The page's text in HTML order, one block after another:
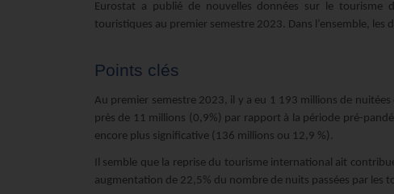
Eurostat a publié de nouvelles données sur le tourisme
touristiques au premier semestre 2023. Dans l’ensemble,
Points clés
Au premier semestre 2023, il y a eu 1 193 millions de
près de 11 millions (0,9%) par rapport à la période pré-
encore plus significative (136 millions ou 12,9 %).
Il semble que la reprise du tourisme international ait
augmentation de 22,5% du nombre de nuits passées par les